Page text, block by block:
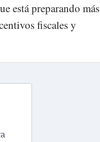
está preparando más
fiscales y